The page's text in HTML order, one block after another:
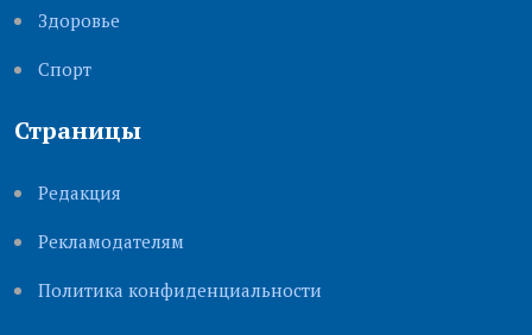
Здоровье
Cпорт
Страницы
Редакция
Рекламодателям
Политика конфиденциальности